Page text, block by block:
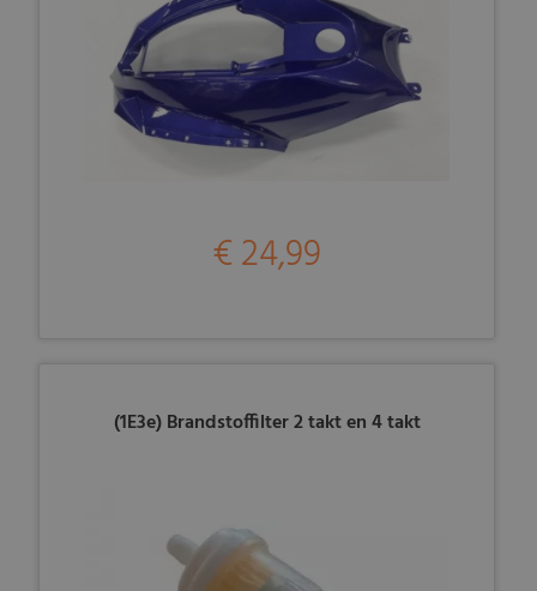
€ 24,99
(1E3e) Brandstoffilter 2 takt en 4 takt